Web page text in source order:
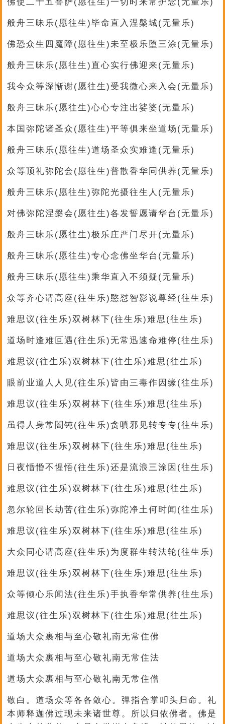
般舟三昧乐(愿往生)毕命直入涅槃城(无量乐)
佛恐众生四魔障(愿往生)未至极乐堕三涂(无量乐)
般舟三昧乐(愿往生)直心实行佛迎来(无量乐)
我今众等深惭谢(愿往生)受我微心来入会(无量乐)
般舟三昧乐(愿往生)心心专注出娑婆(无量乐)
本国弥陀诸圣众(愿往生)平等俱来坐道场(无量乐)
般舟三昧乐(愿往生)道场圣众实难逢(无量乐)
众等顶礼弥陀会(愿往生)普散香华同供养(无量乐)
般舟三昧乐(愿往生)弥陀光摄往生人(无量乐)
对佛弥陀涅槃会(愿往生)各发誓愿请华台(无量乐)
般舟三昧乐(愿往生)极乐庄严门尽开(无量乐)
般舟三昧乐(愿往生)专心念佛坐华台(无量乐)
般舟三昧乐(愿往生)乘华直入不须疑(无量乐)
众等齐心请高座(往生乐)愍怼智影说尊经(往生乐)
难思议(往生乐)双树林下(往生乐)难思(往生乐)
道场时逢难叵遇(往生乐)无常迅速命难停(往生乐)
难思议(往生乐)双树林下(往生乐)难思(往生乐)
眼前业道人人见(往生乐)皆由三毒作因缘(往生乐)
难思议(往生乐)双树林下(往生乐)难思(往生乐)
虽得人身常闇钝(往生乐)贪嗔邪见转专专(往生乐)
难思议(往生乐)双树林下(往生乐)难思(往生乐)
日夜惛惛不惺悟(往生乐)还是流浪三涂因(往生乐)
难思议(往生乐)双树林下(往生乐)难思(往生乐)
忽尔轮回长劫苦(往生乐)弥陀净土何时闻(往生乐)
难思议(往生乐)双树林下(往生乐)难思(往生乐)
大众同心请高座(往生乐)为度群生转法轮(往生乐)
难思议(往生乐)双树林下(往生乐)难思(往生乐)
众等倾心乐闻法(往生乐)手执香华常供养(往生乐)
难思议(往生乐)双树林下(往生乐)难思(往生乐)
道场大众裹相与至心敬礼南无常住佛
道场大众裹相与至心敬礼南无常住法
道场大众裹相与至心敬礼南无常住僧
敬白。道场众等各各敛心。弹指合掌叩头归命。礼
本师释迦佛过现未来诸世尊。所以归依佛者。佛是